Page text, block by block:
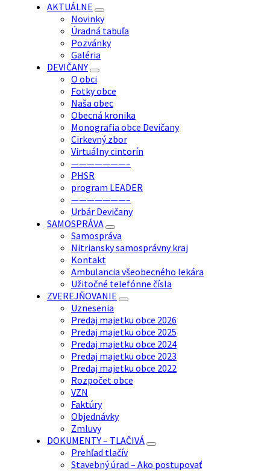
AKTUÁLNE
Novinky
Úradná tabuľa
Pozvánky
Galéria
DEVIČANY
O obci
Fotky obce
Naša obec
Obecná kronika
Monografia obce Devičany
Cirkevný zbor
Virtuálny cintorín
———————–
PHSR
program LEADER
———————–
Urbár Devičany
SAMOSPRÁVA
Samospráva
Nitriansky samosprávny kraj
Kontakt
Ambulancia všeobecného lekára
Užitočné telefónne čísla
ZVEREJŇOVANIE
Uznesenia
Predaj majetku obce 2026
Predaj majetku obce 2025
Predaj majetku obce 2024
Predaj majetku obce 2023
Predaj majetku obce 2022
Rozpočet obce
VZN
Faktúry
Objednávky
Zmluvy
DOKUMENTY – TLAČIVÁ
Prehľad tlačív
Stavebný úrad – Ako postupovať